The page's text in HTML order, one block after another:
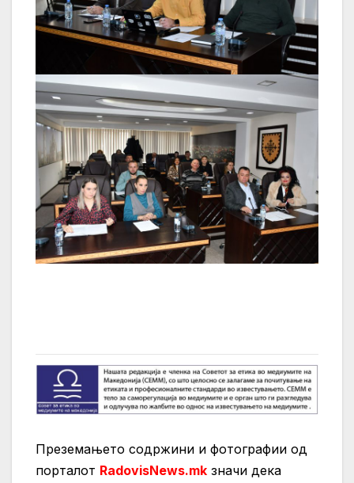
Преземањето содржини и фотографии од
порталот RadovisNews.mk значи дека